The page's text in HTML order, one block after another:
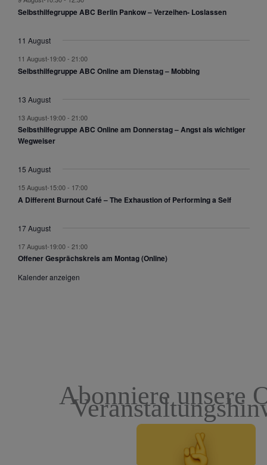
n
a
l
t
n
e
n
Selbsthilfegruppe ABC Berlin Pankow – Verzeihen- Loslassen
11 August
11 August-19:00- 21:00
Selbsthilfegruppe ABC Online am Dienstag – Mobbing
13 August
13 August-19:00- 21:00
Selbsthilfegruppe ABC Online am Donnerstag – Angst als wichtiger
Wegweiser
15 August
15 August-15:00- 17:00
A Different Burnout Café – The Exhaustion of Performing a Self
17 August
17 August-19:00- 21:00
Offener Gesprächskreis am Montag (Online)
Kalender anzeigen
Abonniere unsere